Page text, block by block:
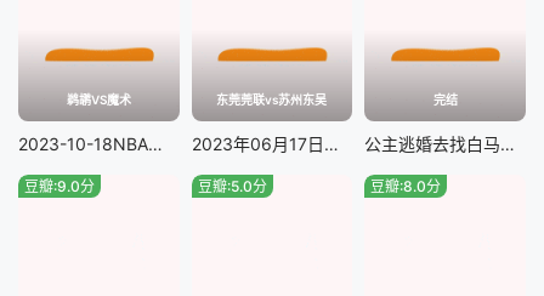
鹈鹕VS魔术
2023-10-18NBA季前赛鹈鹕VS魔术
东莞莞联vs苏州东吴
2023年06月17日中甲联赛东莞莞联vs苏州东吴
完结
公主逃婚去找白马王子，结果和野兽成了一对#我亲爱的怪物伙伴
豆瓣:9.0分 豆瓣:5.0分 豆瓣:8.0分